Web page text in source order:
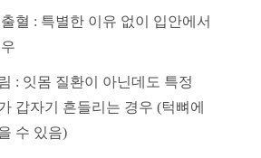
혈 : 특별한 이유 없이 입안에서
: 잇몸 질환이 아닌데도 특정
갑자기 흔들리는 경우 (턱뼈에
수 있음)